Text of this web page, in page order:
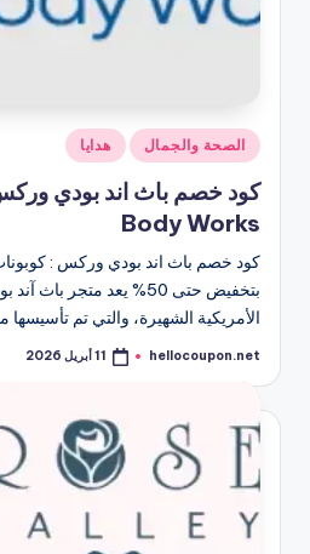
نُشر
في
الصحة والجمال هدايا
Body Works
بتخفيض حتى 50% يعد متجر
الأمريكية الشهيرة، والتي تم تأسيسها منذ 20
تمّ
بواسطة
hellocoupon.net 11 أبريل 2026